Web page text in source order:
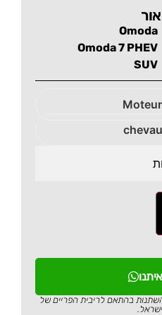
Omoda
Omoda 7 PHEV
SUV
בהתאם לריבית הפריים של